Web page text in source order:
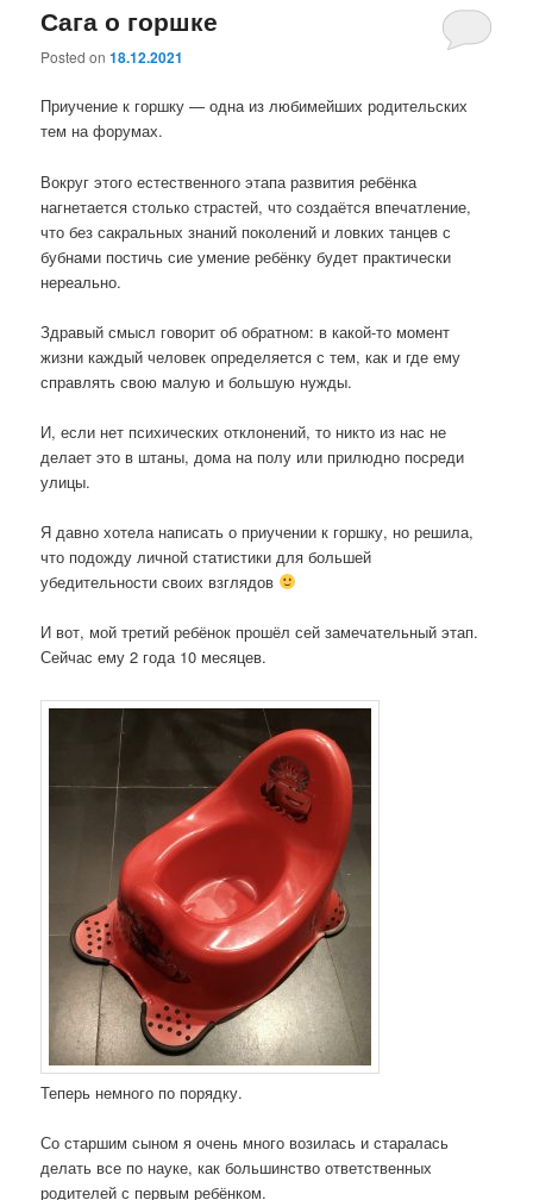
Сага о горшке
Posted on18.12.2021
Приучение к горшку — одна из любимейших родительских
тем на форумах.
Вокруг этого естественного этапа развития ребёнка
нагнетается столько страстей, что создаётся впечатление,
что без сакральных знаний поколений и ловких танцев с
бубнами постичь сие умение ребёнку будет практически
нереально.
Здравый смысл говорит об обратном: в какой-то момент
жизни каждый человек определяется с тем, как и где ему
справлять свою малую и большую нужды.
И, если нет психических отклонений, то никто из нас не
делает это в штаны, дома на полу или прилюдно посреди
улицы.
Я давно хотела написать о приучении к горшку, но решила,
что подожду личной статистики для большей
убедительности своих взглядов
И вот, мой третий ребёнок прошёл сей замечательный этап.
Сейчас ему 2 года 10 месяцев.
Теперь немного по порядку.
Со старшим сыном я очень много возилась и старалась
делать все по науке, как большинство ответственных
родителей с первым ребёнком.